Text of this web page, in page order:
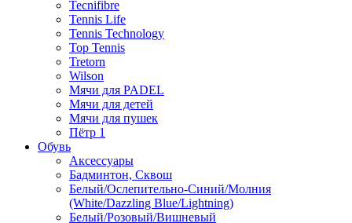
Tecnifibre
Tennis Life
Tennis Technology
Top Tennis
Tretorn
Wilson
Мячи для PADEL
Мячи для детей
Мячи для пушек
Пётр 1
Обувь
Аксессуары
Бадминтон, Сквош
Белый/Ослепительно-Синий/Молния
(White/Dazzling Blue/Lightning)
Белый/Розовый/Вишневый